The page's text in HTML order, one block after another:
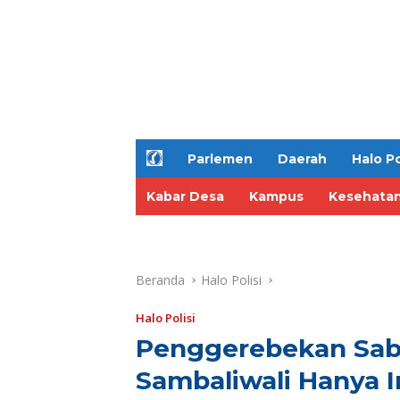
H
m
e
Parlemen Daerah Halo
Kabar Desa Kampus
Beranda Halo Polisi
Halo Polisi
Penggerebekan
Sambaliwali Hanya